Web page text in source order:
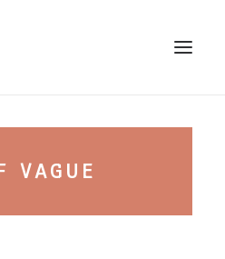
HAPPY BELLY
VAGUE